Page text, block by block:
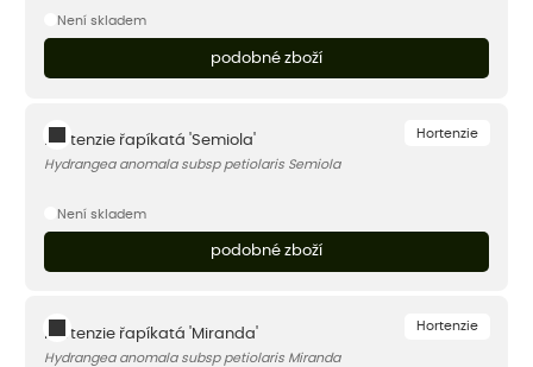
Není skladem
podobné zboží
Hortenzie
Hortenzie řapíkatá 'Semiola'
Hydrangea anomala subsp petiolaris Semiola
Není skladem
podobné zboží
Hortenzie
Hortenzie řapíkatá 'Miranda'
Hydrangea anomala subsp petiolaris Miranda